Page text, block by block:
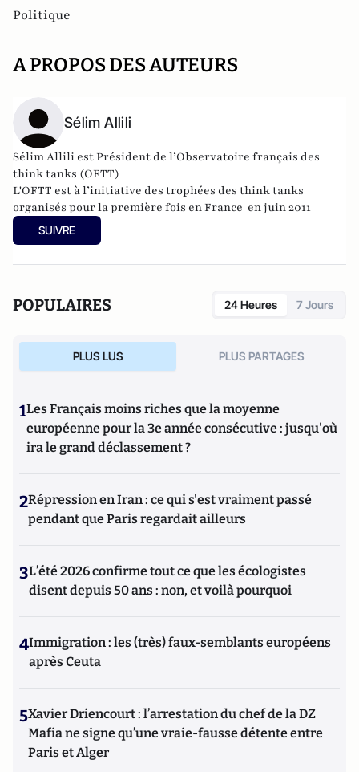
Politique
A PROPOS DES AUTEURS
Sélim Allili
Sélim Allili est Président de l’Observatoire français des
think tanks (OFTT)
L'OFTT est à l’initiative des trophées des think tanks
organisés pour la première fois en France en juin 2011
SUIVRE
POPULAIRES 24 Heures 7 Jours
PLUS LUS PLUS PARTAGES
1Les Français moins riches que la moyenne
européenne pour la 3e année consécutive : jusqu'où
ira le grand déclassement ?
2Répression en Iran : ce qui s'est vraiment passé
pendant que Paris regardait ailleurs
3L’été 2026 confirme tout ce que les écologistes
disent depuis 50 ans : non, et voilà pourquoi
4Immigration : les (très) faux-semblants européens
après Ceuta
5Xavier Driencourt : l’arrestation du chef de la DZ
Mafia ne signe qu’une vraie-fausse détente entre
Paris et Alger